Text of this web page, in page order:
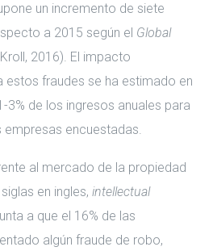
un incremento de siete
a 2015 según el Global
2016). El impacto
fraudes se ha estimado en
3% de los ingresos anuales para
empresas encuestadas.
al mercado de la propiedad
siglas en ingles,intellectual
a que el 16% de las
algún fraude de robo,